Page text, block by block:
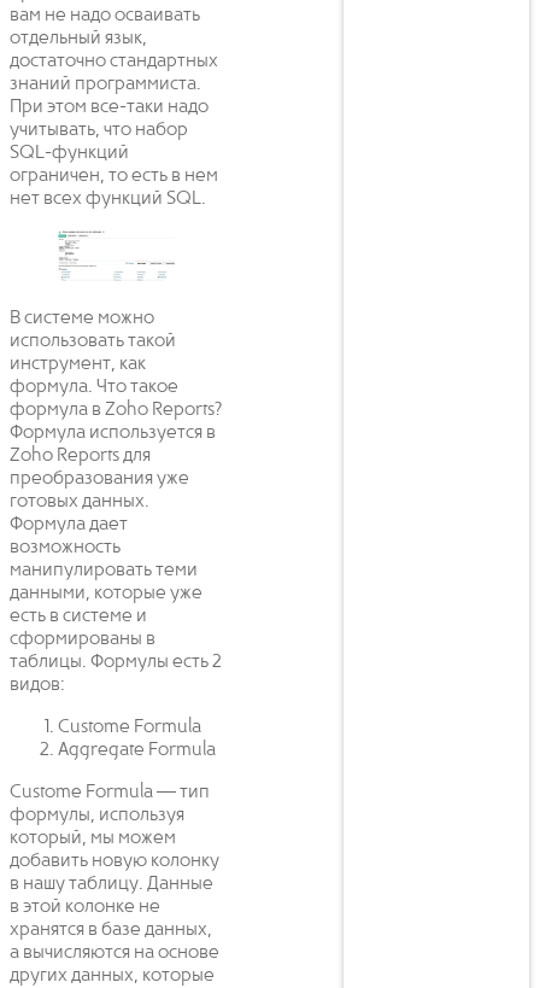
вам не надо осваивать
отдельный язык,
достаточно стандартных
знаний программиста.
При этом все-таки надо
учитывать, что набор
SQL-функций
ограничен, то есть в нем
нет всех функций SQL.
В системе можно
использовать такой
инструмент, как
формула. Что такое
формула в Zoho Reports?
Формула используется в
Zoho Reports для
преобразования уже
готовых данных.
Формула дает
возможность
манипулировать теми
данными, которые уже
есть в системе и
сформированы в
таблицы. Формулы есть 2
видов:
Custome Formula
Aggregate Formula
Custome Formula — тип
формулы, используя
который, мы можем
добавить новую колонку
в нашу таблицу. Данные
в этой колонке не
хранятся в базе данных,
а вычисляются на основе
других данных, которые